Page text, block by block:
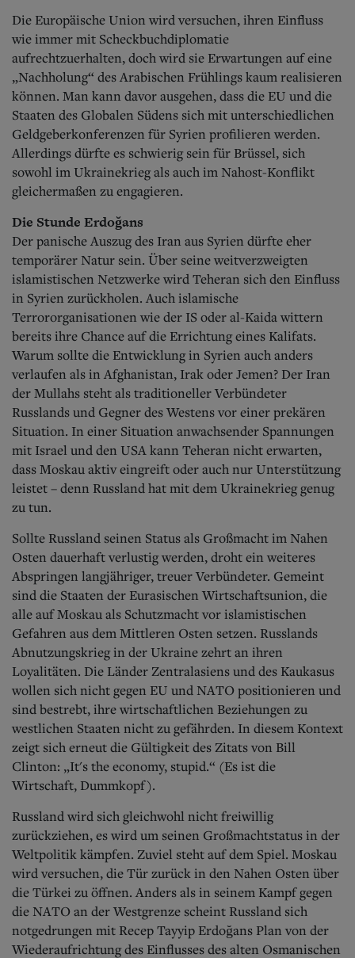
Die Europäische Union wird versuchen, ihren Einfluss
wie immer mit Scheckbuchdiplomatie
aufrechtzuerhalten, doch wird sie Erwartungen auf eine
„Nachholung“ des Arabischen Frühlings kaum realisieren
können. Man kann davor ausgehen, dass die EU und die
Staaten des Globalen Südens sich mit unterschiedlichen
Geldgeberkonferenzen für Syrien profilieren werden.
Allerdings dürfte es schwierig sein für Brüssel, sich
sowohl im Ukrainekrieg als auch im Nahost-Konflikt
gleichermaßen zu engagieren.
Die Stunde Erdoğans
Der panische Auszug des Iran aus Syrien dürfte eher
temporärer Natur sein. Über seine weitverzweigten
islamistischen Netzwerke wird Teheran sich den Einfluss
in Syrien zurückholen. Auch islamische
Terrororganisationen wie der IS oder al-Kaida wittern
bereits ihre Chance auf die Errichtung eines Kalifats.
Warum sollte die Entwicklung in Syrien auch anders
verlaufen als in Afghanistan, Irak oder Jemen? Der Iran
der Mullahs steht als traditioneller Verbündeter
Russlands und Gegner des Westens vor einer prekären
Situation. In einer Situation anwachsender Spannungen
mit Israel und den USA kann Teheran nicht erwarten,
dass Moskau aktiv eingreift oder auch nur Unterstützung
leistet – denn Russland hat mit dem Ukrainekrieg genug
zu tun.
Sollte Russland seinen Status als Großmacht im Nahen
Osten dauerhaft verlustig werden, droht ein weiteres
Abspringen langjähriger, treuer Verbündeter. Gemeint
sind die Staaten der Eurasischen Wirtschaftsunion, die
alle auf Moskau als Schutzmacht vor islamistischen
Gefahren aus dem Mittleren Osten setzen. Russlands
Abnutzungskrieg in der Ukraine zehrt an ihren
Loyalitäten. Die Länder Zentralasiens und des Kaukasus
wollen sich nicht gegen EU und NATO positionieren und
sind bestrebt, ihre wirtschaftlichen Beziehungen zu
westlichen Staaten nicht zu gefährden. In diesem Kontext
zeigt sich erneut die Gültigkeit des Zitats von Bill
Clinton: „It's the economy, stupid.“ (Es ist die
Wirtschaft, Dummkopf).
Russland wird sich gleichwohl nicht freiwillig
zurückziehen, es wird um seinen Großmachtstatus in der
Weltpolitik kämpfen. Zuviel steht auf dem Spiel. Moskau
wird versuchen, die Tür zurück in den Nahen Osten über
die Türkei zu öffnen. Anders als in seinem Kampf gegen
die NATO an der Westgrenze scheint Russland sich
notgedrungen mit Recep Tayyip Erdoğans Plan von der
Wiederaufrichtung des Einflusses des alten Osmanischen